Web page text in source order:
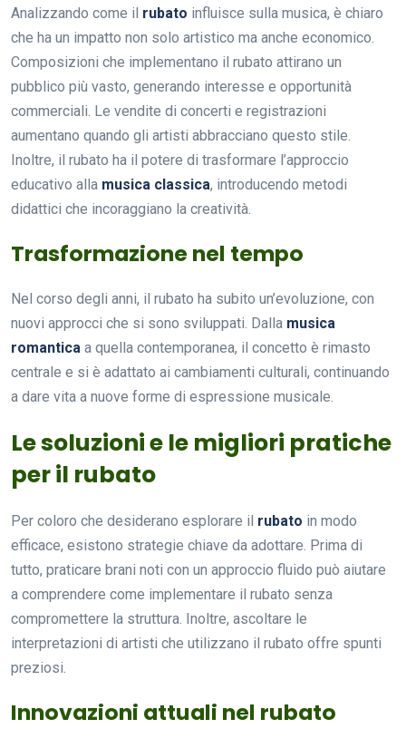
Analizzando come il rubato influisce sulla musica, è chiaro
che ha un impatto non solo artistico ma anche economico.
Composizioni che implementano il rubato attirano un
pubblico più vasto, generando interesse e opportunità
commerciali. Le vendite di concerti e registrazioni
aumentano quando gli artisti abbracciano questo stile.
Inoltre, il rubato ha il potere di trasformare l’approccio
educativo alla musica classica, introducendo metodi
didattici che incoraggiano la creatività.
Trasformazione nel tempo
Nel corso degli anni, il rubato ha subito un’evoluzione, con
nuovi approcci che si sono sviluppati. Dalla musica
romantica a quella contemporanea, il concetto è rimasto
centrale e si è adattato ai cambiamenti culturali, continuando
a dare vita a nuove forme di espressione musicale.
Le soluzioni e le migliori pratiche
per il rubato
Per coloro che desiderano esplorare il rubato in modo
efficace, esistono strategie chiave da adottare. Prima di
tutto, praticare brani noti con un approccio fluido può aiutare
a comprendere come implementare il rubato senza
compromettere la struttura. Inoltre, ascoltare le
interpretazioni di artisti che utilizzano il rubato offre spunti
preziosi.
Innovazioni attuali nel rubato